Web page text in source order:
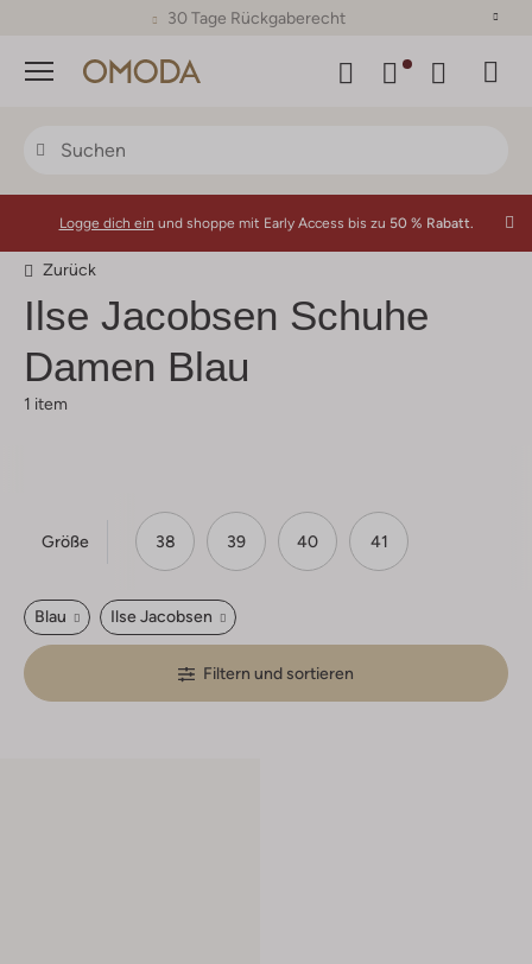
30 Tage Rückgaberecht
Menü
Logge dich ein und shoppe mit Early Access bis zu 50 % Rabatt.
Zurück
Ilse Jacobsen Schuhe
Damen Blau
1 item
Größe 38 39 40 41
Blau Ilse Jacobsen
Filtern und sortieren